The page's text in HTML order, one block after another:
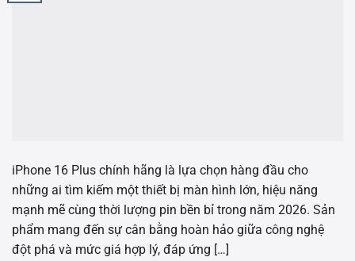
iPhone 16 Plus chính hãng là lựa chọn hàng đầu cho
những ai tìm kiếm một thiết bị màn hình lớn, hiệu năng
mạnh mẽ cùng thời lượng pin bền bỉ trong năm 2026. Sản
phẩm mang đến sự cân bằng hoàn hảo giữa công nghệ
đột phá và mức giá hợp lý, đáp ứng […]